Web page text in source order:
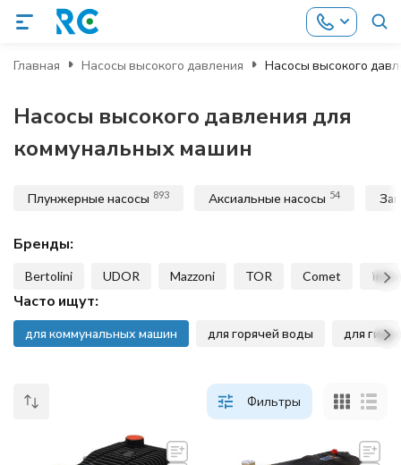
Главная Насосы высокого давления Насосы высокого
Насосы высокого давления для
коммунальных машин
Плунжерные насосы 893 Аксиальные насосы 54
Бренды:
Bertolini UDOR Mazzoni TOR Comet
Часто ищут:
для коммунальных машин для горячей воды для
Фильтры